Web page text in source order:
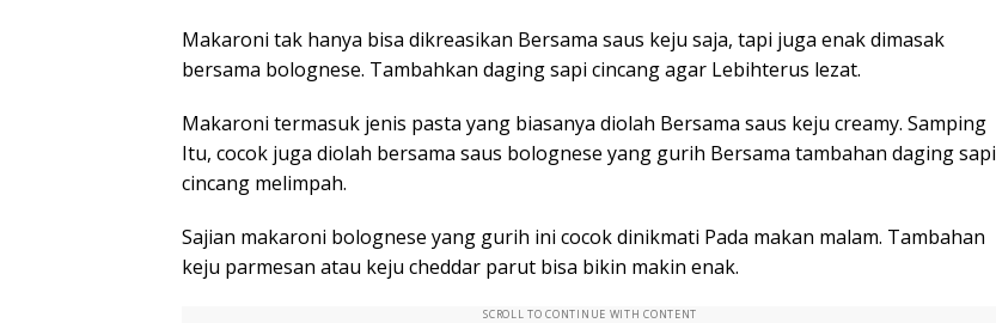
Makaroni tak hanya bisa dikreasikan Bersama saus keju saja, tapi juga enak dimasak
bersama bolognese. Tambahkan daging sapi cincang agar Lebihterus lezat.
Makaroni termasuk jenis pasta yang biasanya diolah Bersama saus keju creamy. Samping
Itu, cocok juga diolah bersama saus bolognese yang gurih Bersama tambahan daging sapi
cincang melimpah.
Sajian makaroni bolognese yang gurih ini cocok dinikmati Pada makan malam. Tambahan
keju parmesan atau keju cheddar parut bisa bikin makin enak.
SCROLL TO CONTINUE WITH CONTENT